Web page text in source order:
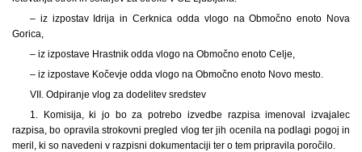
– iz izpostav Idrija in Cerknica odda vlogo na Območno enoto Nova
Gorica,
– iz izpostave Hrastnik odda vlogo na Območno enoto Celje,
– iz izpostave Kočevje odda vlogo na Območno enoto Novo mesto.
VII. Odpiranje vlog za dodelitev sredstev
1. Komisija, ki jo bo za potrebo izvedbe razpisa imenoval izvajalec
razpisa, bo opravila strokovni pregled vlog ter jih ocenila na podlagi pogoj in
meril, ki so navedeni v razpisni dokumentaciji ter o tem pripravila poročilo.